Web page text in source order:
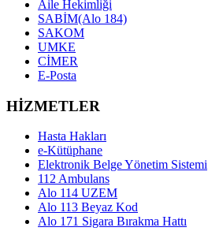
Aile Hekimliği
SABİM(Alo 184)
SAKOM
UMKE
CİMER
E-Posta
HİZMETLER
Hasta Hakları
e-Kütüphane
Elektronik Belge Yönetim Sistemi
112 Ambulans
Alo 114 UZEM
Alo 113 Beyaz Kod
Alo 171 Sigara Bırakma Hattı